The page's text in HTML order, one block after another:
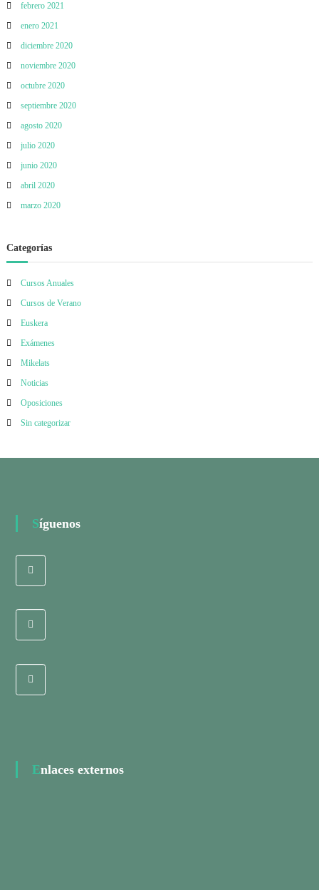
febrero 2021
enero 2021
diciembre 2020
noviembre 2020
octubre 2020
septiembre 2020
agosto 2020
julio 2020
junio 2020
abril 2020
marzo 2020
Categorías
Cursos Anuales
Cursos de Verano
Euskera
Exámenes
Mikelats
Noticias
Oposiciones
Sin categorizar
Síguenos
Enlaces externos